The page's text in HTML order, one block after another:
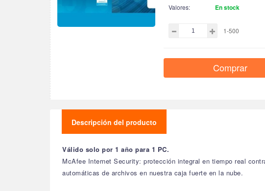
Valores: En stock
1-500
Comprar
Descripción del producto
Válido solo por 1 año para 1 PC.
McAfee Internet Security: protección integral en tiempo real
automáticas de archivos en nuestra caja fuerte en la nube.